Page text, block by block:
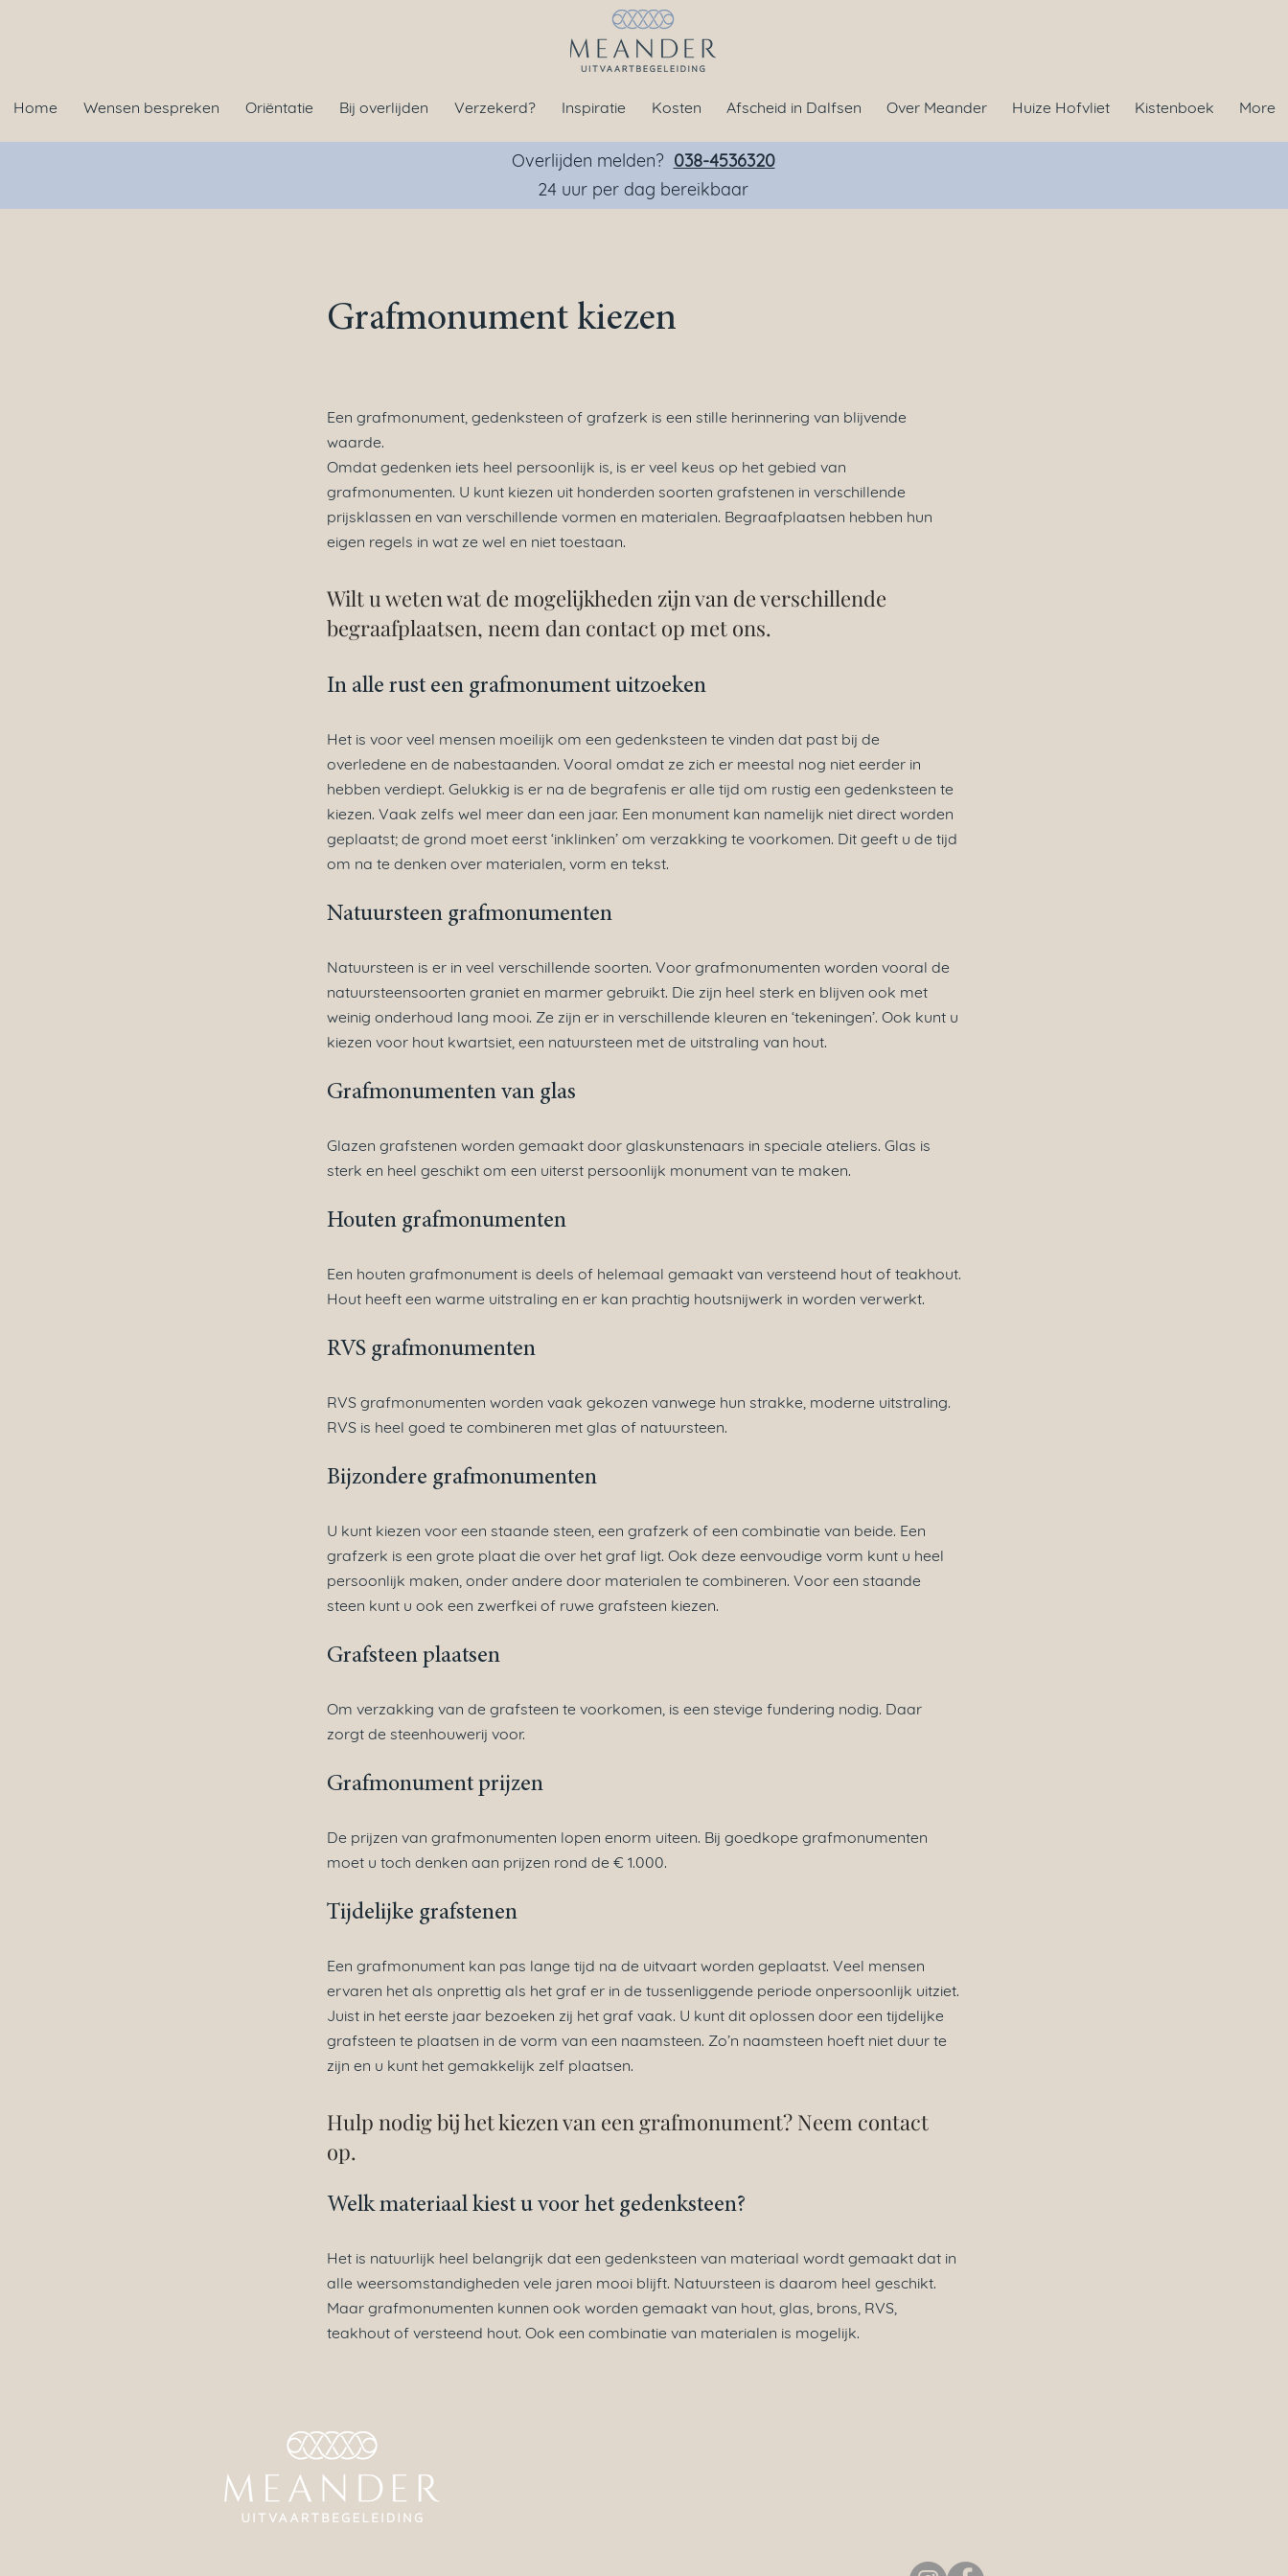
Home Wensen bespreken Oriëntatie Bij overlijden Verzekerd? Inspiratie Kosten Afscheid in Dalfsen Over Meander Huize Hofvliet Kistenboek More
Overlijden melden? 038-4536320
24 uur per dag bereikbaar
Grafmonument kiezen
Een grafmonument, gedenksteen of grafzerk is een stille herinnering van blijvende
waarde.
Omdat gedenken iets heel persoonlijk is, is er veel keus op het gebied van
grafmonumenten. U kunt kiezen uit honderden soorten grafstenen in verschillende
prijsklassen en van verschillende vormen en materialen. Begraafplaatsen hebben hun
eigen regels in wat ze wel en niet toestaan.
Wilt u weten wat de mogelijkheden zijn van de verschillende
begraafplaatsen, neem dan contact op met ons.
In alle rust een grafmonument uitzoeken
Het is voor veel mensen moeilijk om een gedenksteen te vinden dat past bij de
overledene en de nabestaanden. Vooral omdat ze zich er meestal nog niet eerder in
hebben verdiept. Gelukkig is er na de begrafenis er alle tijd om rustig een gedenksteen te
kiezen. Vaak zelfs wel meer dan een jaar. Een monument kan namelijk niet direct worden
geplaatst; de grond moet eerst ‘inklinken’ om verzakking te voorkomen. Dit geeft u de tijd
om na te denken over materialen, vorm en tekst.
Natuursteen grafmonumenten
Natuursteen is er in veel verschillende soorten. Voor grafmonumenten worden vooral de
natuursteensoorten graniet en marmer gebruikt. Die zijn heel sterk en blijven ook met
weinig onderhoud lang mooi. Ze zijn er in verschillende kleuren en ‘tekeningen’. Ook kunt u
kiezen voor hout kwartsiet, een natuursteen met de uitstraling van hout.
Grafmonumenten van glas
Glazen grafstenen worden gemaakt door glaskunstenaars in speciale ateliers. Glas is
sterk en heel geschikt om een uiterst persoonlijk monument van te maken.
Houten grafmonumenten
Een houten grafmonument is deels of helemaal gemaakt van versteend hout of teakhout.
Hout heeft een warme uitstraling en er kan prachtig houtsnijwerk in worden verwerkt.
RVS grafmonumenten
RVS grafmonumenten worden vaak gekozen vanwege hun strakke, moderne uitstraling.
RVS is heel goed te combineren met glas of natuursteen.
Bijzondere grafmonumenten
U kunt kiezen voor een staande steen, een grafzerk of een combinatie van beide. Een
grafzerk is een grote plaat die over het graf ligt. Ook deze eenvoudige vorm kunt u heel
persoonlijk maken, onder andere door materialen te combineren. Voor een staande
steen kunt u ook een zwerfkei of ruwe grafsteen kiezen.
Grafsteen plaatsen
Om verzakking van de grafsteen te voorkomen, is een stevige fundering nodig. Daar
zorgt de steenhouwerij voor.
Grafmonument prijzen
De prijzen van grafmonumenten lopen enorm uiteen. Bij goedkope grafmonumenten
moet u toch denken aan prijzen rond de € 1.000.
Tijdelijke grafstenen
Een grafmonument kan pas lange tijd na de uitvaart worden geplaatst. Veel mensen
ervaren het als onprettig als het graf er in de tussenliggende periode onpersoonlijk uitziet.
Juist in het eerste jaar bezoeken zij het graf vaak. U kunt dit oplossen door een tijdelijke
grafsteen te plaatsen in de vorm van een naamsteen. Zo’n naamsteen hoeft niet duur te
zijn en u kunt het gemakkelijk zelf plaatsen.
Hulp nodig bij het kiezen van een grafmonument? Neem contact
op.
Welk materiaal kiest u voor het gedenksteen?
Het is natuurlijk heel belangrijk dat een gedenksteen van materiaal wordt gemaakt dat in
alle weersomstandigheden vele jaren mooi blijft. Natuursteen is daarom heel geschikt.
Maar grafmonumenten kunnen ook worden gemaakt van hout, glas, brons, RVS,
teakhout of versteend hout. Ook een combinatie van materialen is mogelijk.